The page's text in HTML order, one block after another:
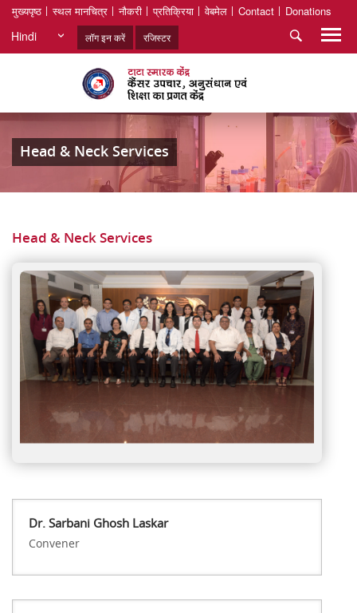
मुख्यपृष्ठ स्थल मानचित्र नौकरी प्रतिक्रिया वेबमेल Contact Donations
Hindi लॉग इन करें रजिस्टर
Head & Neck Services
Head & Neck Services
Dr. Sarbani Ghosh Laskar
Convener